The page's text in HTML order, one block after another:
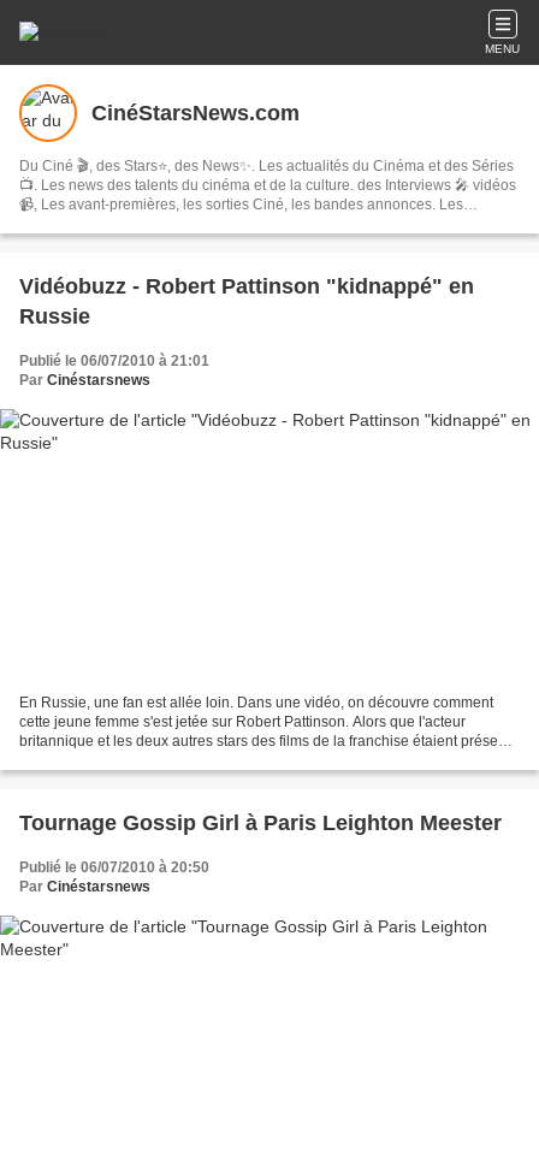
MENU
CinéStarsNews.com
Du Ciné 🎬, des Stars⭐, des News✨. Les actualités du Cinéma et des Séries
📺. Les news des talents du cinéma et de la culture. des Interviews 🎤 vidéos
📹, Les avant-premières, les sorties Ciné, les bandes annonces. Les
Vidéobuzz - Robert Pattinson "kidnappé" en
Russie
Publié le 06/07/2010 à 21:01
Par Cinéstarsnews
En Russie, une fan est allée loin. Dans une vidéo, on découvre comment
cette jeune femme s'est jetée sur Robert Pattinson. Alors que l'acteur
britannique et les deux autres stars des films de la franchise étaient présents
Tournage Gossip Girl à Paris Leighton Meester
Publié le 06/07/2010 à 20:50
Par Cinéstarsnews